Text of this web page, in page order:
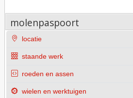
molenpaspoort
locatie
staande werk
roeden en assen
wielen en werktuigen